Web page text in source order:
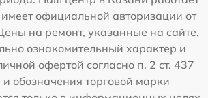
официальной авторизации от
на ремонт, указанные на сайте,
ознакомительный характер и
офертой согласно п. 2 ст. 437
обозначения торговой марки